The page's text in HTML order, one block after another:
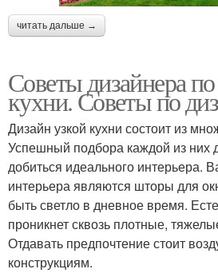
читать дальше →
Советы дизайнера
кухни. Советы по
Дизайн узкой кухни состоит из
Успешный подбора каждой из них
добиться идеального интерьера.
интерьера являются шторы для
быть светло в дневное время.
проникнет сквозь плотные,
Отдавать предпочтение стоит
конструкциям.